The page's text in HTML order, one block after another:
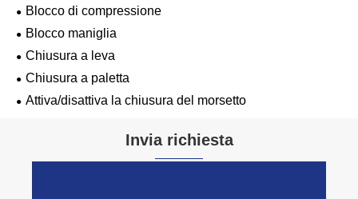
Blocco di compressione
Blocco maniglia
Chiusura a leva
Chiusura a paletta
Attiva/disattiva la chiusura del morsetto
Invia richiesta